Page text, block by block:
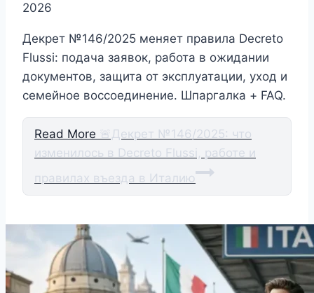
2026
Декрет №146/2025 меняет правила Decreto
Flussi: подача заявок, работа в ожидании
документов, защита от эксплуатации, уход и
семейное воссоединение. Шпаргалка + FAQ.
Read More 🚨Декрет №146/2025: что
изменилось в Decreto Flussi, работе и
правилах въезда в Италию